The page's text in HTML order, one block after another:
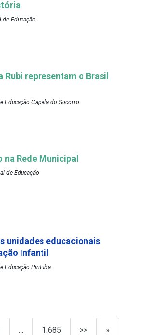
Educação
representam o Brasil
Educação Capela do Socorro
Rede Municipal
de Educação
unidades educacionais
Infantil
Educação Pirituba
… 1.685 >> »